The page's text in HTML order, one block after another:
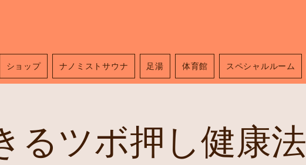
ショップ ナノミストサウナ 足湯 体育館 スペシャルルーム
るツボ押し健康法